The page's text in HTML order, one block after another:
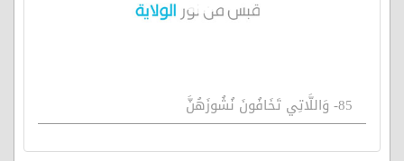
85- وَاللَّاتِي تَخَافُونَ نُشُوزَهُنَّ